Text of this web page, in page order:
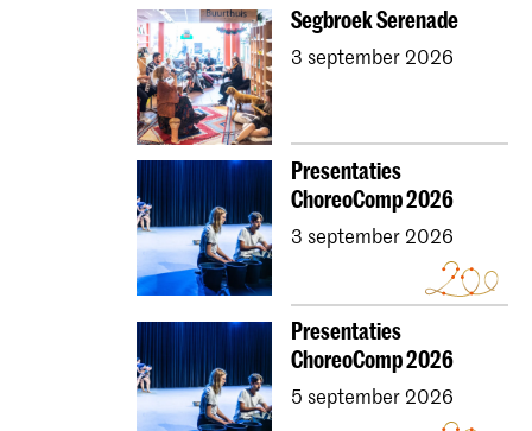
Segbroek Serenade
3 september 2026
Presentaties
ChoreoComp 2026
3 september 2026
Presentaties
ChoreoComp 2026
5 september 2026